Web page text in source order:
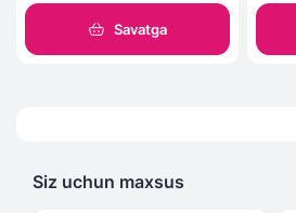
Savatga
Siz uchun maxsus